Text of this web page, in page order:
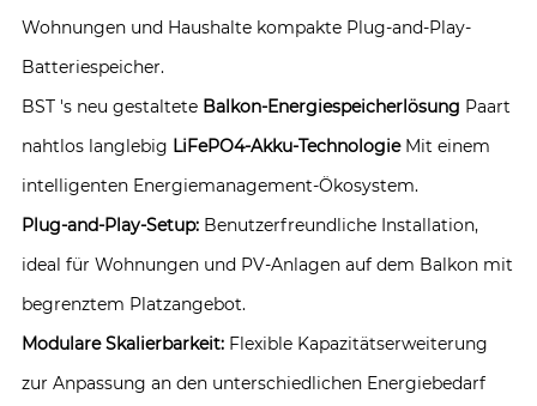
Wohnungen und Haushalte kompakte Plug-and-Play-
Batteriespeicher.
BST 's neu gestaltete Balkon-Energiespeicherlösung Paart
nahtlos langlebig LiFePO4-Akku-TechnologieMit einem
intelligenten Energiemanagement-Ökosystem.
Plug-and-Play-Setup: Benutzerfreundliche Installation,
ideal für Wohnungen und PV-Anlagen auf dem Balkon mit
begrenztem Platzangebot.
Modulare Skalierbarkeit: Flexible Kapazitätserweiterung
zur Anpassung an den unterschiedlichen Energiebedarf